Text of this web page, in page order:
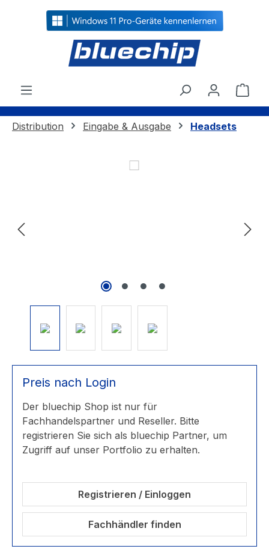
springen
Distribution Eingabe & Ausgabe Headsets
Bildergalerie überspringen
Preis nach Login
Der bluechip Shop ist nur für
Fachhandelspartner und Reseller. Bitte
registrieren Sie sich als bluechip Partner, um
Zugriff auf unser Portfolio zu erhalten.
Registrieren / Einloggen
Fachhändler finden